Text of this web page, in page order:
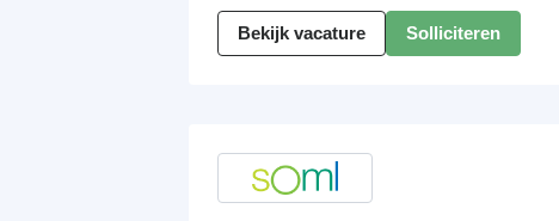
Bekijk vacature Solliciteren